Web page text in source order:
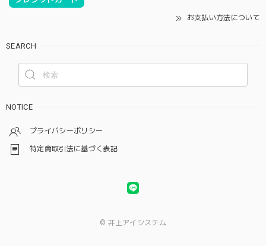
お支払い方法について
SEARCH
NOTICE
プライバシーポリシー
特定商取引法に基づく表記
© 井上アイシステム